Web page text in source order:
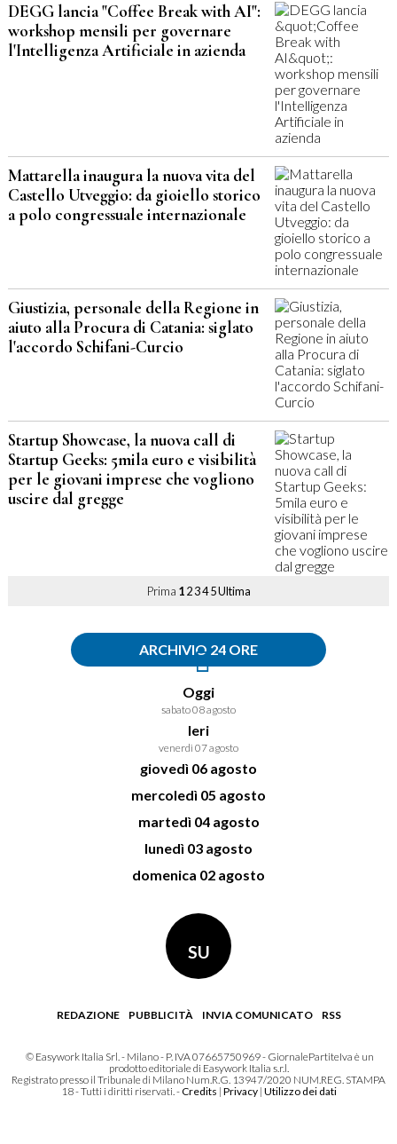
DEGG lancia "Coffee Break with AI":
workshop mensili per governare
l'Intelligenza Artificiale in azienda
Mattarella inaugura la nuova vita del
Castello Utveggio: da gioiello storico
a polo congressuale internazionale
Giustizia, personale della Regione in
aiuto alla Procura di Catania: siglato
l'accordo Schifani-Curcio
Startup Showcase, la nuova call di
Startup Geeks: 5mila euro e visibilità
per le giovani imprese che vogliono
uscire dal gregge
Prima 1 2 34 5Ultima
ARCHIVIO 24 ORE
Oggi
sabato 08 agosto
Ieri
venerdì 07 agosto
giovedì 06 agosto
mercoledì 05 agosto
martedì 04 agosto
lunedì 03 agosto
domenica 02 agosto
SU
REDAZIONE PUBBLICITÀ INVIA COMUNICATO RSS
© Easywork Italia Srl. - Milano - P. IVA 07665750969 - GiornalePartiteIva è un
prodotto editoriale di Easywork Italia s.r.l.
Registrato presso il Tribunale di Milano Num.R.G. 13947/2020 NUM.REG. STAMPA
18 - Tutti i diritti riservati. -Credits | Privacy| Utilizzo dei dati